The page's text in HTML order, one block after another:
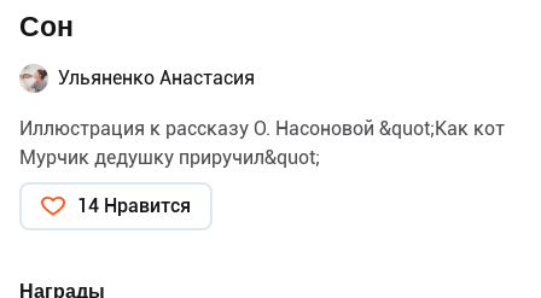
Сон
Ульяненко Анастасия
Иллюстрация к рассказу О. Насоновой &quot;Как кот
Мурчик дедушку приручил&quot;
14 Нравится
Награды